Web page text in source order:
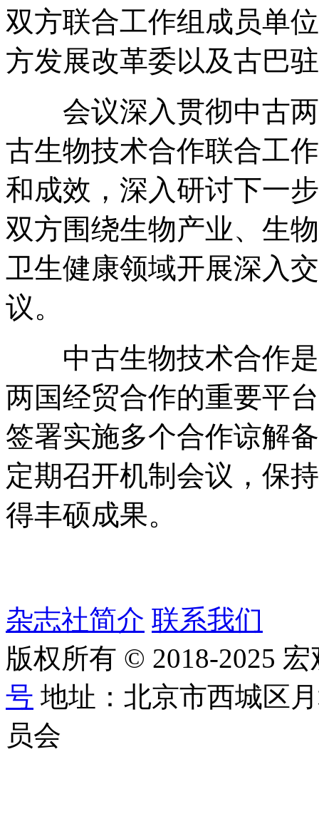
双方联合工作组成员单
方发展改革委以及古巴
会议深入贯彻中古两
古生物技术合作联合工
和成效，深入研讨下一
双方围绕生物产业、生
卫生健康领域开展深入
议。
中古生物技术合作是
两国经贸合作的重要平
签署实施多个合作谅解
定期召开机制会议，保
得丰硕成果。
杂志社简介 联系我们
版权所有 © 2018-2025
号 地址：北京市西城区
员会